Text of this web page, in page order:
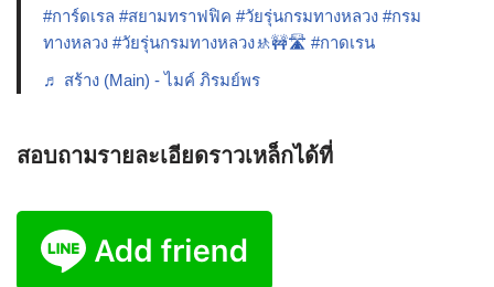
#การ์ดเรล #สยามทราฟฟิค #วัยรุ่นกรมทางหลวง #กรม
ทางหลวง #วัยรุ่นกรมทางหลวง🚸🚧🛣️ #กาดเรน
♬ สร้าง (Main) - ไมค์ ภิรมย์พร
สอบถามรายละเอียดราวเหล็กได้ที่